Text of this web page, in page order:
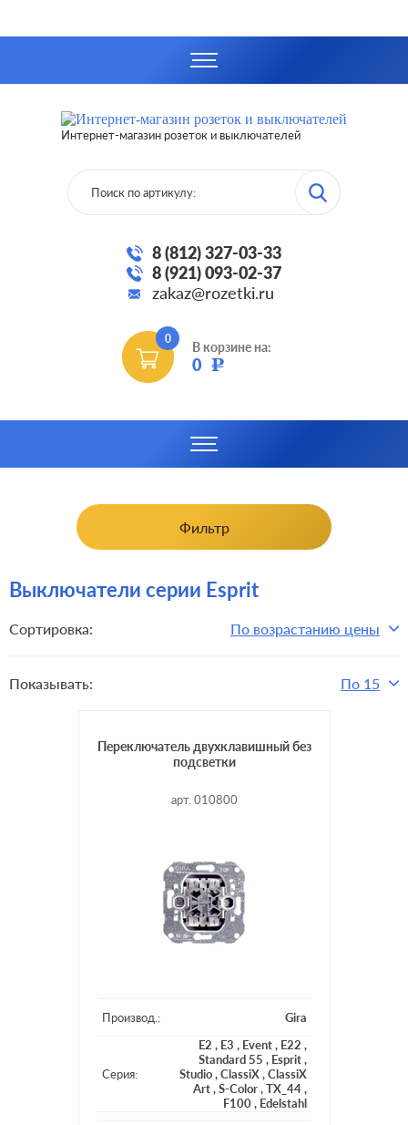
Интернет-магазин розеток и выключателей
8 (812) 327-03-33
8 (921) 093-02-37
zakaz@rozetki.ru
0
В корзине на:
0 Р
Фильтр
Выключатели серии Esprit
Сортировка: По возрастанию цены
Показывать: По 15
Переключатель двухклавишный без
подсветки
арт. 010800
Производ.: Gira
Серия:
E2 , E3 , Event, E22 ,
Standard 55 , Esprit,
Studio,ClassiX,ClassiX
Art,S-Color,TX_44,
F100, Edelstahl